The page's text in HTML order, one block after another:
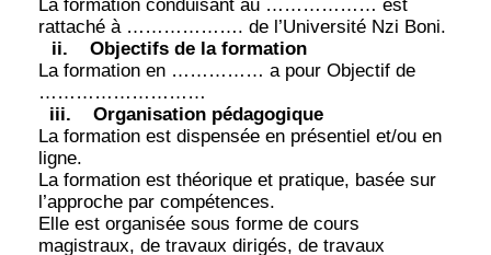
La formation conduisant au ……………… est
rattaché à ………………. de l’Université Nzi Boni.
ii.
Objectifs de la formation
La formation en …………… a pour Objectif de
………………………
iii.
Organisation pédagogique
La formation est dispensée en présentiel et/ou en
ligne.
La formation est théorique et pratique, basée sur
l’approche par compétences.
Elle est organisée sous forme de cours
magistraux, de travaux dirigés, de travaux